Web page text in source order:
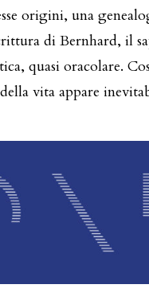
origini, una
di Bernhard, il
quasi oracolare.
vita appare